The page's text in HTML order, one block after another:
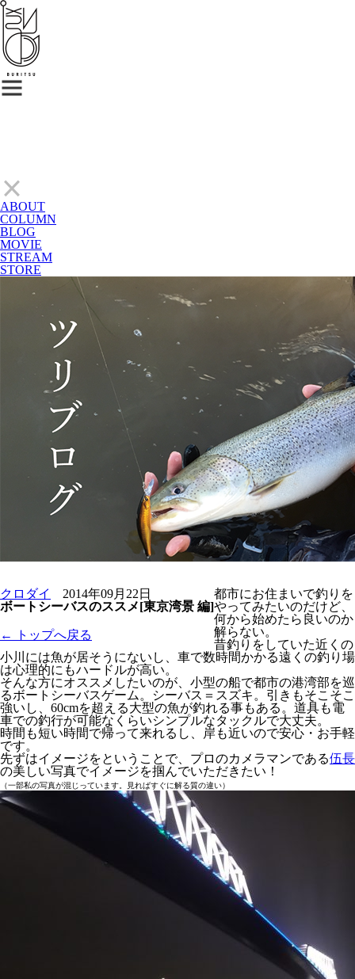
ABOUT
COLUMN
BLOG
MOVIE
STREAM
STORE
クロダイ
2014年09月22日
ボートシーバスのススメ[東京湾景 編]
← トップへ戻る
都市にお住まいで釣りを
やってみたいのだけど、
何から始めたら良いのか
解らない。
昔釣りをしていた近くの
小川には魚が居そうにないし、車で数時間かかる遠くの釣り場
は心理的にもハードルが高い。
そんな方にオススメしたいのが、小型の船で都市の港湾部を巡
るボートシーバスゲーム。シーバス＝スズキ。引きもそこそこ
強いし、60cmを超える大型の魚が釣れる事もある。道具も電
車での釣行が可能なくらいシンプルなタックルで大丈夫。
時間も短い時間で帰って来れるし、岸も近いので安心・お手軽
です。
先ずはイメージをということで、プロのカメラマンである伍長
の美しい写真でイメージを掴んでいただきたい！
（一部私の写真が混じっています。見ればすぐに解る質の違い）